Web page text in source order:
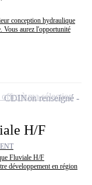
conception hydraulique
Vous aurez l'opportunité
H/F
Fluviale H/F
développement en région
CDINon renseigné
à ma sélection